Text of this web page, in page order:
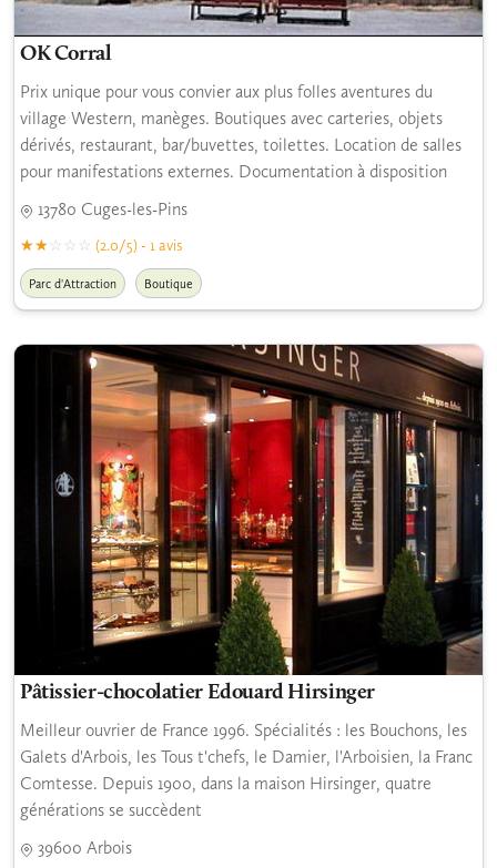
OK Corral
Prix unique pour vous convier aux plus folles aventures du
village Western, manèges. Boutiques avec carteries, objets
dérivés, restaurant, bar/buvettes, toilettes. Location de salles
pour manifestations externes. Documentation à disposition
13780 Cuges-les-Pins
(2.0/5) - 1 avis
Parc d'Attraction Boutique
Pâtissier-chocolatier Edouard Hirsinger
Meilleur ouvrier de France 1996. Spécialités : les Bouchons, les
Galets d'Arbois, les Tous t'chefs, le Damier, l'Arboisien, la Franc
Comtesse. Depuis 1900, dans la maison Hirsinger, quatre
générations se succèdent
39600 Arbois